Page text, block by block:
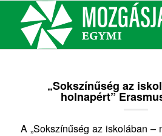
„Sokszínűség az
holnapért”
A „Sokszínűség az iskolában –